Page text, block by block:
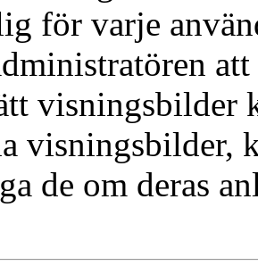
för varje
visningsbilder
visningsbilder,
de om deras